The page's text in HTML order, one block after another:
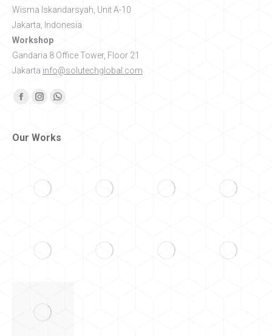
Wisma Iskandarsyah, Unit A-10
Jakarta, Indonesia
Workshop
Gandaria 8 Office Tower, Floor 21
Jakarta info@solutechglobal.com
Find us on:
Facebook
InstagramWhatsapp
Our Works